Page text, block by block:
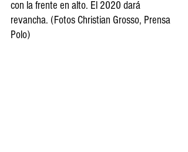
con la frente en alto. El 2020 dará
revancha. (Fotos Christian Grosso, Prensa
Polo)